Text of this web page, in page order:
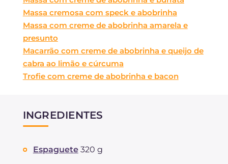
Massa cremosa com speck e abobrinha
Massa com creme de abobrinha amarela e
presunto
Macarrão com creme de abobrinha e queijo de
cabra ao limão e cúrcuma
Trofie com creme de abobrinha e bacon
INGREDIENTES
Espaguete 320 g